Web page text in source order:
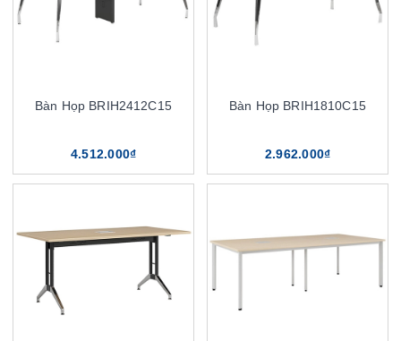
Bàn Họp BRIH2412C15
4.512.000₫
Bàn Họp BRIH1810C15
2.962.000₫